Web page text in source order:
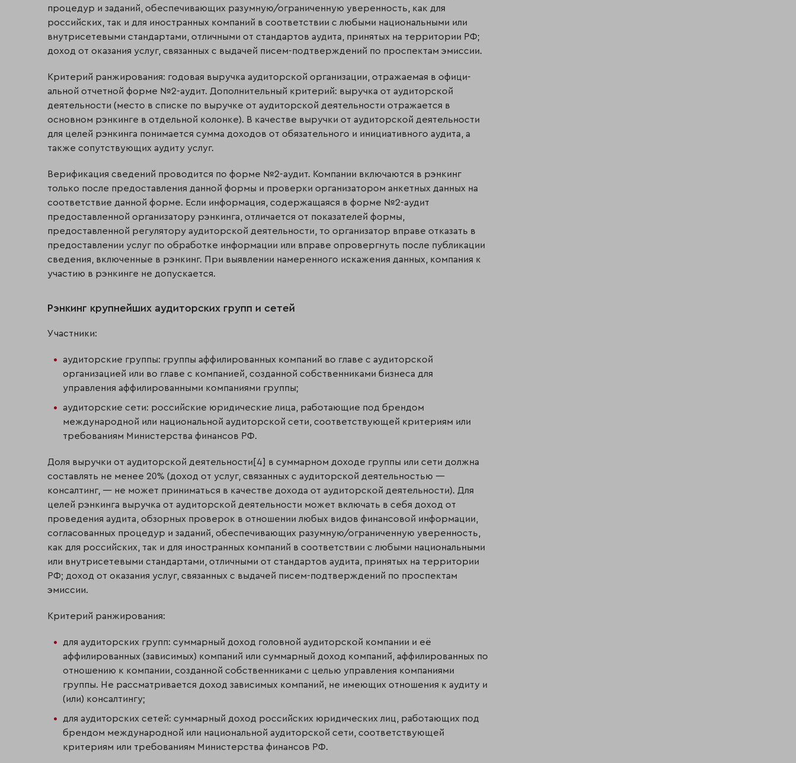
процедур и заданий, обеспечивающих разумную/ограниченную уверенность, как для
российских, так и для иностранных компаний в соответствии с любыми национальными или
внутрисетевыми стандартами, отлич­ны­ми от стандартов аудита, принятых на территории РФ;
доход от оказания услуг, связанных с выдачей писем-подтверждений по проспектам эмиссии.
Критерий ранжирования: годовая выручка аудиторской организации, отражаемая в офи­ци­
альной отчетной форме №2-аудит. Дополнительный критерий: выручка от аудиторской
деятельности (место в списке по выручке от аудиторской деятельности отражается в
основном рэнкинге в отдельной колонке). В качестве выручки от аудиторской деятельности
для целей рэнкинга понимается сумма доходов от обязательного и инициативного аудита, а
также сопутствующих аудиту услуг.
Верификация сведений проводится по форме №2-аудит. Компании включаются в рэнкинг
только после предоставления данной формы и проверки организатором анкетных данных на
соответствие данной форме. Если информация, содержащаяся в форме №2-аудит
предоставленной организатору рэнкинга, отличается от показателей формы,
предоставленной регулятору аудиторской деятельности, то организатор вправе отказать в
предоставлении услуг по обработке информации или вправе опровергнуть после публикации
сведения, включенные в рэнкинг. При выявлении намеренного искажения данных, компания к
участию в рэнкинге не допускается.
Рэнкинг крупнейших аудиторских групп и сетей
Участники:
аудиторские группы: группы аффилированных компаний во главе с аудиторской
организацией или во главе с компанией, созданной собственниками бизнеса для
управления аффилированными компаниями группы;
аудиторские сети: российские юридические лица, работающие под брендом
международной или национальной аудиторской сети, соответствующей критериям или
требованиям Министерства финансов РФ.
Доля выручки от аудиторской деятельности[4] в суммарном доходе группы или сети должна
составлять не менее 20% (доход от услуг, связанных с аудиторской деятельностью —
консалтинг, — не может приниматься в качестве дохода от аудиторской деятельности). Для
целей рэнкинга выручка от аудиторской деятельности может включать в себя доход от
проведения аудита, обзорных проверок в отношении любых видов финансовой информации,
согласованных процедур и заданий, обеспечивающих разумную/ограниченную уверенность,
как для российских, так и для иностранных компаний в соответствии с любыми националь­ными
или внутрисетевыми стандартами, отличными от стандартов аудита, принятых на территории
РФ; доход от оказания услуг, связанных с выдачей писем-подтверждений по проспектам
эмиссии.
Критерий ранжирования:
для аудиторских групп: суммарный доход головной аудиторской компании и её
аффилированных (зависимых) компаний или суммарный доход компаний, аффилированных по
отношению к компании, созданной собственниками с целью управления компаниями
группы. Не рассматривается доход зависимых компаний, не имеющих отношения к аудиту и
(или) консалтингу;
для аудиторских сетей: суммарный доход российских юридических лиц, работающих под
брендом международной или национальной аудиторской сети, соот­ветствующей
критериям или требованиям Министерства финансов РФ.